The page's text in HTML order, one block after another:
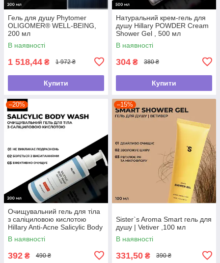
Гель для душу Phytomer
OLIGOMER® WELL-BEING,
200 мл
В наявності
1 518,44 ₴ 1 972 ₴
Купити
Натуральний крем-гель для
душу Hillary POWDER Cream
Shower Gel , 500 мл
В наявності
304 ₴ 380 ₴
Купити
–20%
Очищувальний гель для тіла
з саліциловою кислотою
Hillary Anti-Acne Salicylic Body
Wash , 200 мл
В наявності
392 ₴ 490 ₴
–15%
Sister`s Aroma Smart гель для
душу | Vetiver ,100 мл
В наявності
331,50 ₴ 390 ₴